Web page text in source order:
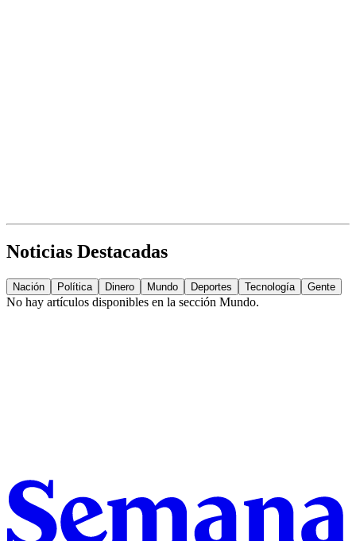
Noticias Destacadas
Nación Política Dinero Mundo Deportes Tecnología Gente
No hay artículos disponibles en la sección Mundo.